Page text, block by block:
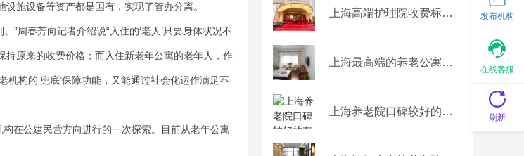
施设备等资产都是国有，实现了管办分离。
”周春芳向记者介绍说“入住的‘老人’只要身体状况不
原来的收费价格；而入住新老年公寓的老年人，作
构的‘兜底’保障功能，又能通过社会化运作满足不
在公建民营方向进行的一次探索。目前从老年公寓
上海高端护理院收费标准，上海高端护理院每月收费多少
上海最高端的养老公寓，上海最高端的养老公寓排名
上海养老院口碑较好的有哪几家，附地址收费
发布机构
在线客服
刷新